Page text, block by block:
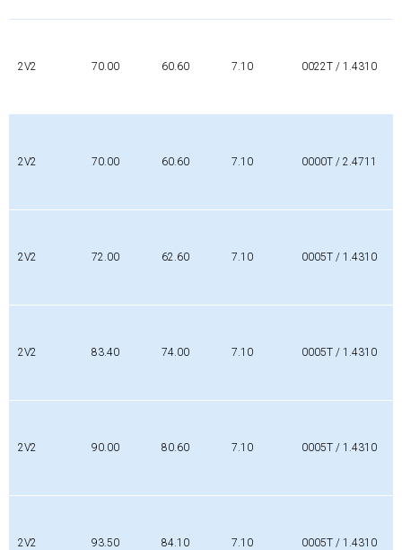
2V2 70.00 60.60 7.10 0022T / 1.4310
2V2 70.00 60.60 7.10 0000T / 2.4711
2V2 72.00 62.60 7.10 0005T / 1.4310
2V2 83.40 74.00 7.10 0005T / 1.4310
2V2 90.00 80.60 7.10 0005T / 1.4310
2V2 93.50 84.10 7.10 0005T / 1.4310